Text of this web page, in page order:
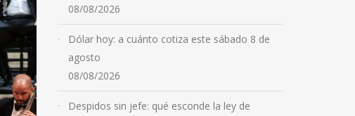
08/08/2026
Dólar hoy: a cuánto cotiza este sábado 8 de
agosto
08/08/2026
Despidos sin jefe: qué esconde la ley de